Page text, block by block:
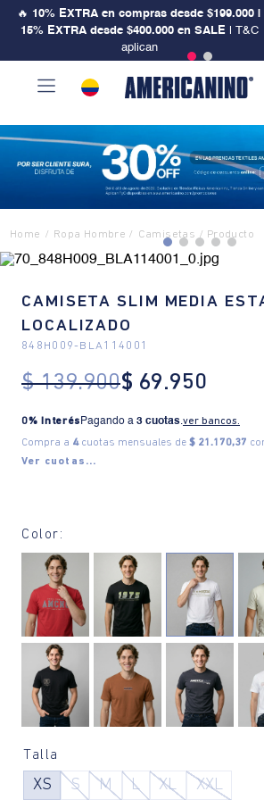
🔥 10% EXTRA en compras desde $199.000 |
15% EXTRA desde $400.000 en SALE| T&C
aplican
Ropa Hombre Camisetas
CAMISETA SLIM MEDIA
LOCALIZADO
848H009- BLA114001
$ 139.900$ 69.950
0% Interés Pagando a 3 cuotas.ver bancos.
Compra a 4cuotas mensuales de $ 21.170,37
Ver cuotas...
Color:
Talla
XS S M L XL XXL